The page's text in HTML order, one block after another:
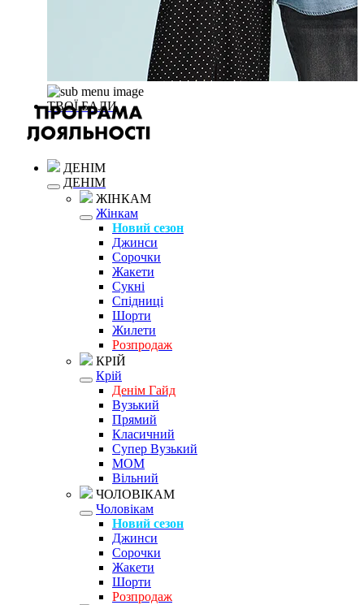
ТВОЇ БАЛИ
ДЕНІМ
ДЕНІМ
ЖІНКАМ
Жінкам
Новий сезон
Джинси
Сорочки
Жакети
Сукні
Спідниці
Шорти
Жилети
Розпродаж
КРІЙ
Крій
Денім Гайд
Вузький
Прямий
Класичний
Супер Вузький
MOM
Вільний
ЧОЛОВІКАМ
Чоловікам
Новий сезон
Джинси
Сорочки
Жакети
Шорти
Розпродаж